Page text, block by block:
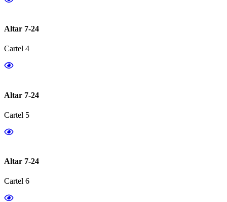
Altar 7-24
Cartel 4
Altar 7-24
Cartel 5
Altar 7-24
Cartel 6